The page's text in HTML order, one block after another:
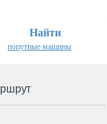
Найти
попутные машины